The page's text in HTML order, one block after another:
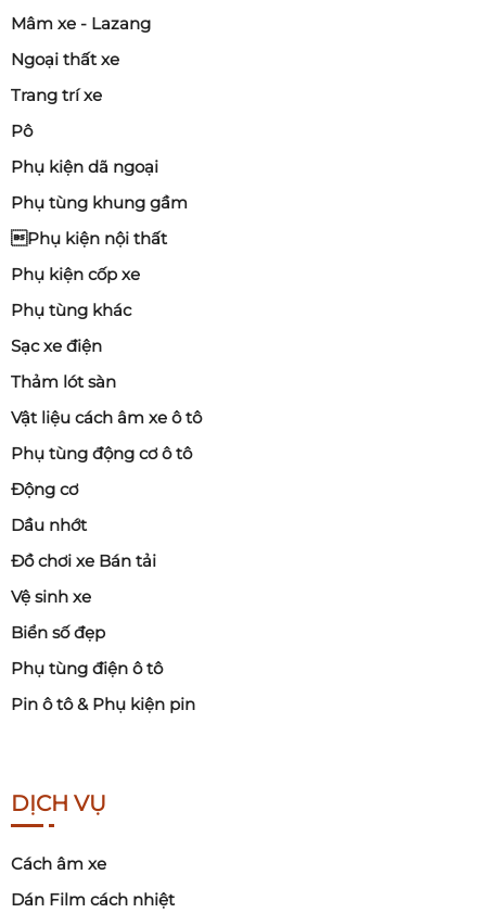
Mâm xe - Lazang
Ngoại thất xe
Trang trí xe
Pô
Phụ kiện dã ngoại
Phụ tùng khung gầm
Phụ kiện nội thất
Phụ kiện cốp xe
Phụ tùng khác
Sạc xe điện
Thảm lót sàn
Vật liệu cách âm xe ô tô
Phụ tùng động cơ ô tô
Động cơ
Dầu nhớt
Đồ chơi xe Bán tải
Vệ sinh xe
Biển số đẹp
Phụ tùng điện ô tô
Pin ô tô & Phụ kiện pin
DỊCH VỤ
Cách âm xe
Dán Film cách nhiệt